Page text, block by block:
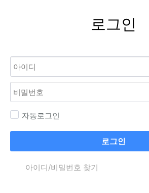
로그인
자동로그인
로그인
아이디/비밀번호 찾기